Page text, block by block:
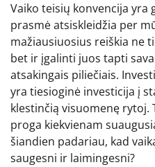
Vaiko teisių konvencija yra
prasmė atsiskleidžia per
mažiausiuosius reiškia ne
bet ir įgalinti juos tapti
atsakingais piliečiais.
yra tiesioginė investicija į
klestinčią visuomenę rytoj.
proga kiekvienam
šiandien padariau, kad
saugesni ir laimingesni?